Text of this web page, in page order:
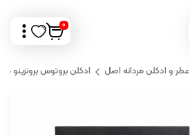
0
عطر و ادکلن مردانه اصل ادکلن بروتوس برونزینو